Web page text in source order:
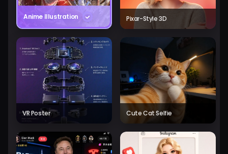
Anime Illustration Pixar-Style 3D
VR Poster Cute Cat Selfie